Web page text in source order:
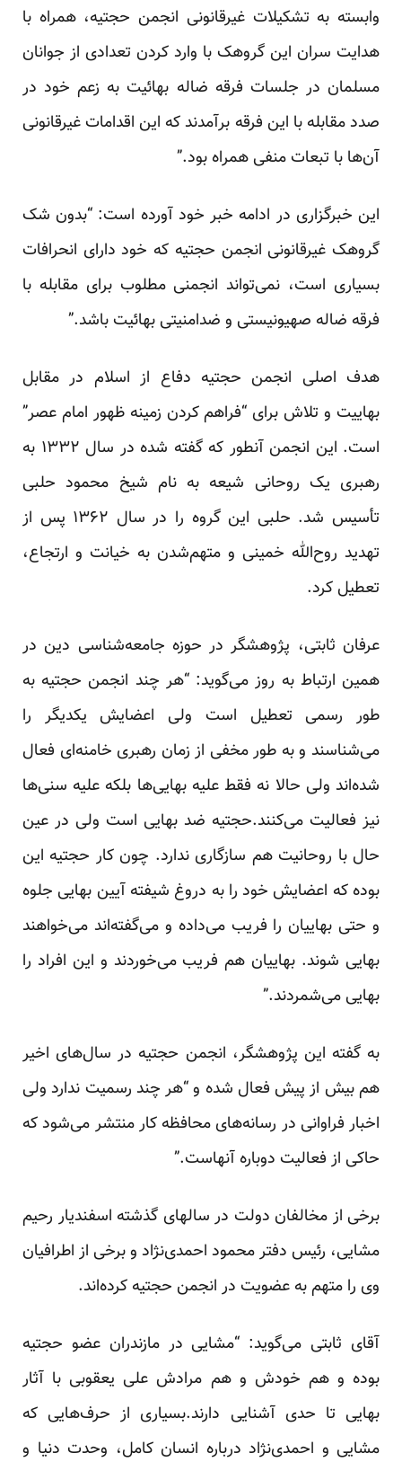
وابسته به تشکیلات غیرقانونی انجمن حجتیه، همراه با
هدایت سران این گروهک با وارد کردن تعدادی از جوانان
مسلمان در جلسات فرقه‌ ضاله بهائیت به زعم خود در
صدد مقابله با این فرقه برآمدند که این اقدامات غیرقانونی
آن‌ها با تبعات منفی همراه بود.”
این خبرگزاری در ادامه خبر خود آورده است: “بدون شک
گروهک غیرقانونی انجمن حجتیه که خود دارای انحرافات
بسیاری است، نمی‌تواند انجمنی مطلوب برای مقابله با
فرقه ضاله صهیونیستی و ضدامنیتی بهائیت باشد.”
هدف اصلی انجمن حجتیه دفاع از اسلام در مقابل
بهاییت و تلاش برای “فراهم کردن زمینه ظهور امام عصر”
است. این انجمن آنطور که گفته شده در سال ۱۳۳۲ به
رهبری یک روحانی شیعه به نام شیخ محمود حلبی
تأسیس شد. حلبی این گروه را در سال ۱۳۶۲ پس از
تهدید روح‌الله خمینی و متهم‌شدن به خیانت و ارتجاع،
تعطیل کرد.
عرفان ثابتی، ‌پژوهشگر در حوزه جامعه‌شناسی دین در
همین ارتباط به روز می‌گوید: “هر چند انجمن حجتیه به
طور رسمی تعطیل است ولی اعضایش یکدیگر را
می‌شناسند و به طور مخفی از زمان رهبری خامنه‌ای فعال
شده‌اند ولی حالا نه فقط علیه بهایی‌ها بلکه علیه سنی‌ها
نیز فعالیت می‌کنند.حجتیه ضد بهایی است ولی در عین
حال با روحانیت هم سازگاری ندارد. چون کار حجتیه این
بوده که اعضایش خود را به دروغ شیفته آیین بهایی جلوه
و حتی بهاییان را فریب می‌داده و می‌گفته‌اند می‌خواهند
بهایی شوند. بهاییان هم فریب می‌خوردند و این افراد را
بهایی می‌شمردند.”
به گفته این پژوهشگر، انجمن حجتیه در سال‌های اخیر
هم بیش از پیش فعال شده و “هر چند رسمیت ندارد ولی
اخبار فراوانی در رسانه‌های محافظه کار منتشر می‌شود که
حاکی از فعالیت دوباره آنهاست.”
برخی از مخالفان دولت در سالهای گذشته اسفندیار رحیم
مشایی، رئیس دفتر محمود احمدی‌نژاد و برخی از اطرافیان
وی را متهم به عضویت در انجمن حجتیه کرده‌اند.
آقای ثابتی می‌گوید: “مشایی در مازندران عضو حجتیه
بوده و هم خودش و هم مرادش علی یعقوبی با آثار
بهایی تا حدی آشنایی دارند.بسیاری از حرف‌هایی که
مشایی و احمدی‌نژاد درباره انسان کامل، وحدت دنیا و